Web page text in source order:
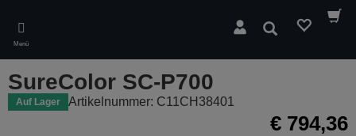
main
content
Menü
Suchen
SureColor SC-P700
Auf Lager Artikelnummer: C11CH38401
€ 794,36